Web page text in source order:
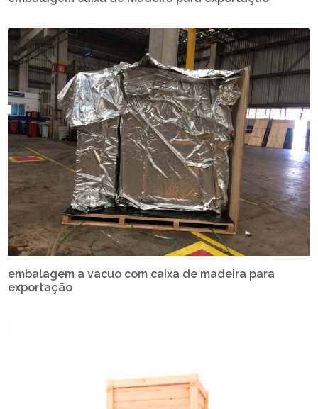
embalagem a vacuo com caixa de madeira para
exportação